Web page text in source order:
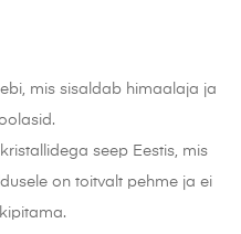
mis sisaldab himaalaja ja
seep Eestis, mis
on toitvalt pehme ja ei